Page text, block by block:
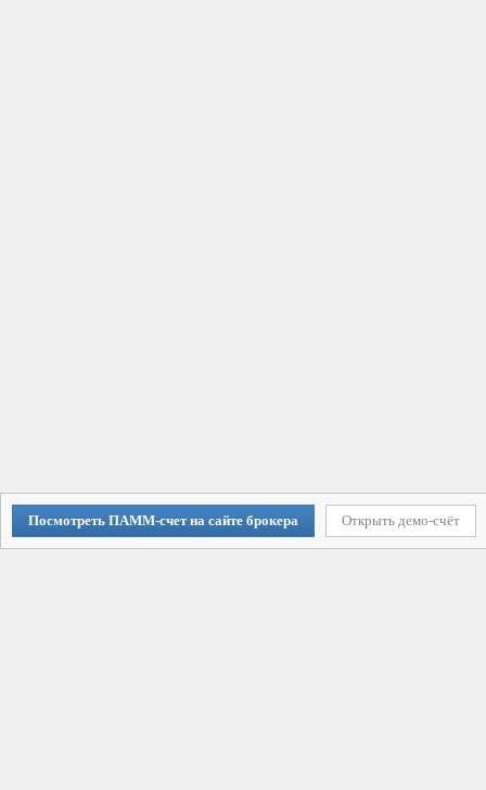
Посмотреть ПАММ-счет на сайте брокера Открыть демо-счёт